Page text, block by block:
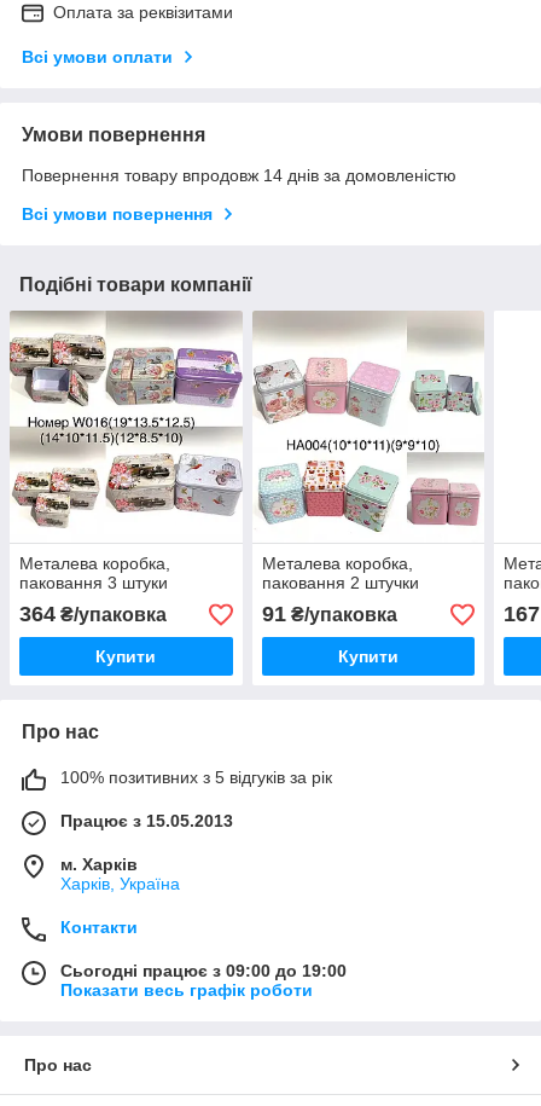
Оплата за реквізитами
Всі умови оплати
Умови повернення
Повернення товару впродовж 14 днів за домовленістю
Всі умови повернення
Подібні товари компанії
Металева коробка,
паковання 3 штуки
364 ₴/упаковка
Купити
Металева коробка,
паковання 2 штучки
91₴/упаковка
Купити
167
Про нас
100% позитивних з 5 відгуків за рік
Працює з 15.05.2013
м. Харків
Харків, Україна
Контакти
Сьогодні працює з 09:00 до 19:00
Показати весь графік роботи
Про нас